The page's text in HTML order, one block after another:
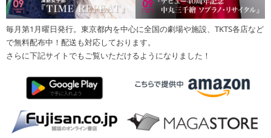
毎月第1月曜日発行。東京都内を中心に全国の劇場や施設、TKTS各店など
で無料配布中！配送も対応しております。
さらに下記サイトでもご覧いただけるようになりました！